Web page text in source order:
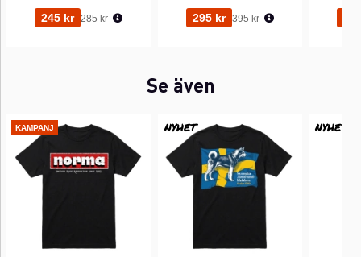
245 kr Ordinarie pris:
285 kr 295 kr Ordinarie pris:
395 kr
Se även
KAMPANJ NYHET NYHET